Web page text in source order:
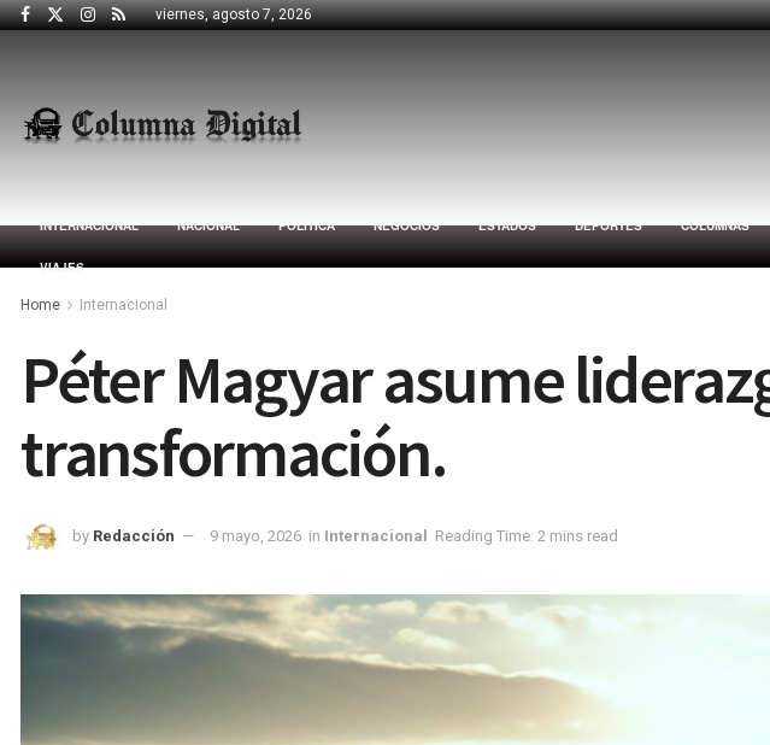
viernes, agosto 7, 2026
INTERNACIONAL NACIONAL POLÍTICA NEGOCIOS ESTADOS DEPORTES COLUMNAS
VIAJES
Home Internacional
Péter Magyar asume
transformación.
by Redacción 9 mayo, 2026 in Internacional Reading Time: 2 mins read